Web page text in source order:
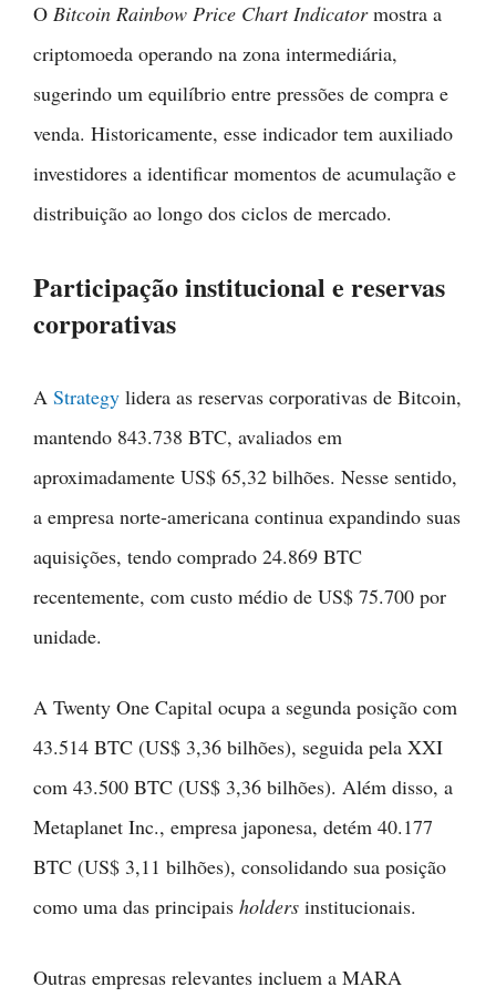
O Bitcoin Rainbow Price Chart Indicatormostra a
criptomoeda operando na zona intermediária,
sugerindo um equilíbrio entre pressões de compra e
venda. Historicamente, esse indicador tem auxiliado
investidores a identificar momentos de acumulação e
distribuição ao longo dos ciclos de mercado.
Participação institucional e reservas
corporativas
A Strategy lidera as reservas corporativas de Bitcoin,
mantendo 843.738 BTC, avaliados em
aproximadamente US$ 65,32 bilhões. Nesse sentido,
a empresa norte-americana continua expandindo suas
aquisições, tendo comprado 24.869 BTC
recentemente, com custo médio de US$ 75.700 por
unidade.
A Twenty One Capital ocupa a segunda posição com
43.514 BTC (US$ 3,36 bilhões), seguida pela XXI
com 43.500 BTC (US$ 3,36 bilhões). Além disso, a
Metaplanet Inc., empresa japonesa, detém 40.177
BTC (US$ 3,11 bilhões), consolidando sua posição
como uma das principais holders institucionais.
Outras empresas relevantes incluem a MARA